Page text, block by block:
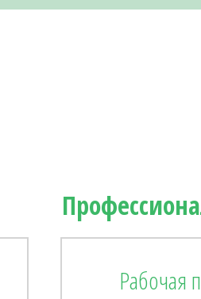
Рабочая